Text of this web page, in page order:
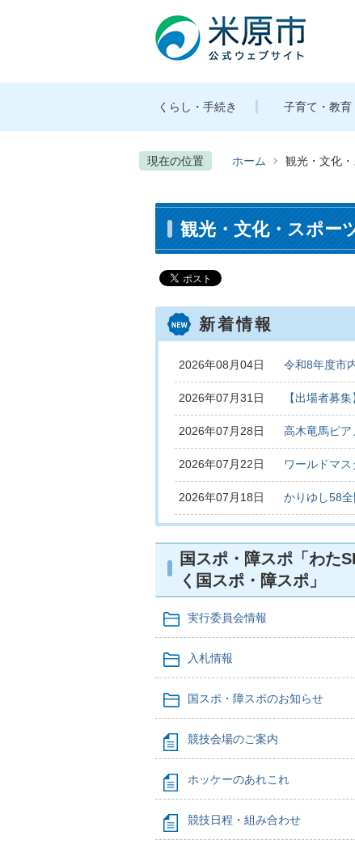
くらし・手続き 子育て・教育
現在の位置 ホーム 観光・文化
観光・文化・スポー
新着情報
2026年08月04日 令和8年度市
2026年07月31日 【出場者募
2026年07月28日 高木竜馬ピ
2026年07月22日 ワールドマ
2026年07月18日 かりゆし58
国スポ・障スポ「わた
く国スポ・障スポ」
実行委員会情報
入札情報
国スポ・障スポのお知らせ
競技会場のご案内
ホッケーのあれこれ
競技日程・組み合わせ